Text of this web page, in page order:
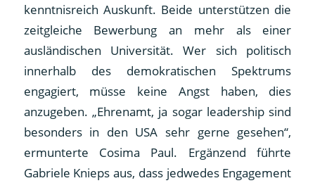
kenntnisreich Auskunft. Beide unterstützen die
zeitgleiche Bewerbung an mehr als einer
ausländischen Universität. Wer sich politisch
innerhalb des demokratischen Spektrums
engagiert, müsse keine Angst haben, dies
anzugeben. „Ehrenamt, ja sogar leadership sind
besonders in den USA sehr gerne gesehen“,
ermunterte Cosima Paul. Ergänzend führte
Gabriele Knieps aus, dass jedwedes Engagement